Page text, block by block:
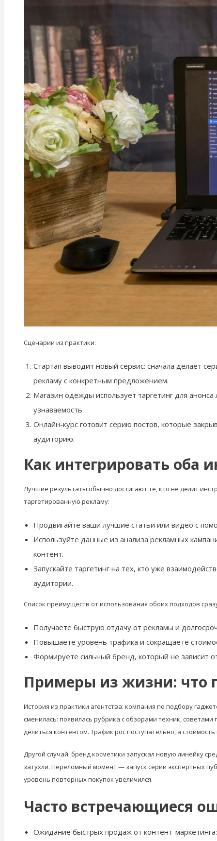
Сценарии из практики:
Стартап выводит новый сервис: сначала делает
рекламу с конкретным предложением.
Магазин одежды использует таргетинг для
узнаваемость.
Онлайн-курс готовит серию постов, которые
аудиторию.
Как интегрировать оба
Лучшие результаты обычно достигают те, кто не делит
таргетированную рекламу:
Продвигайте ваши лучшие статьи или видео с
Используйте данные из анализа рекламных
контент.
Запускайте таргетинг на тех, кто уже
аудитории.
Список преимуществ от использования обоих подходов
Получаете быструю отдачу от рекламы и
Повышаете уровень трафика и сокращаете
Формируете сильный бренд, который не зависит
Примеры из жизни: что
История из практики агентства: компания по подбору
сменилась: появилась рубрика с обзорами техник,
делиться контентом. Трафик рос поступательно, а
Другой случай: бренд косметики запускал новую линейку
затухли. Переломный момент — запуск серии экспертных
уровень повторных покупок увеличился.
Часто встречающиеся
Ожидание быстрых продаж от контент-